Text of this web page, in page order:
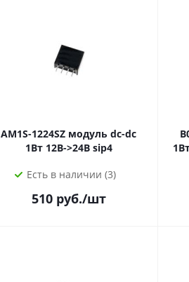
AM1S-1224SZ модуль dc-dc
1Вт 12В->24В sip4
Есть в наличии (3)
510руб./шт
1Вт: